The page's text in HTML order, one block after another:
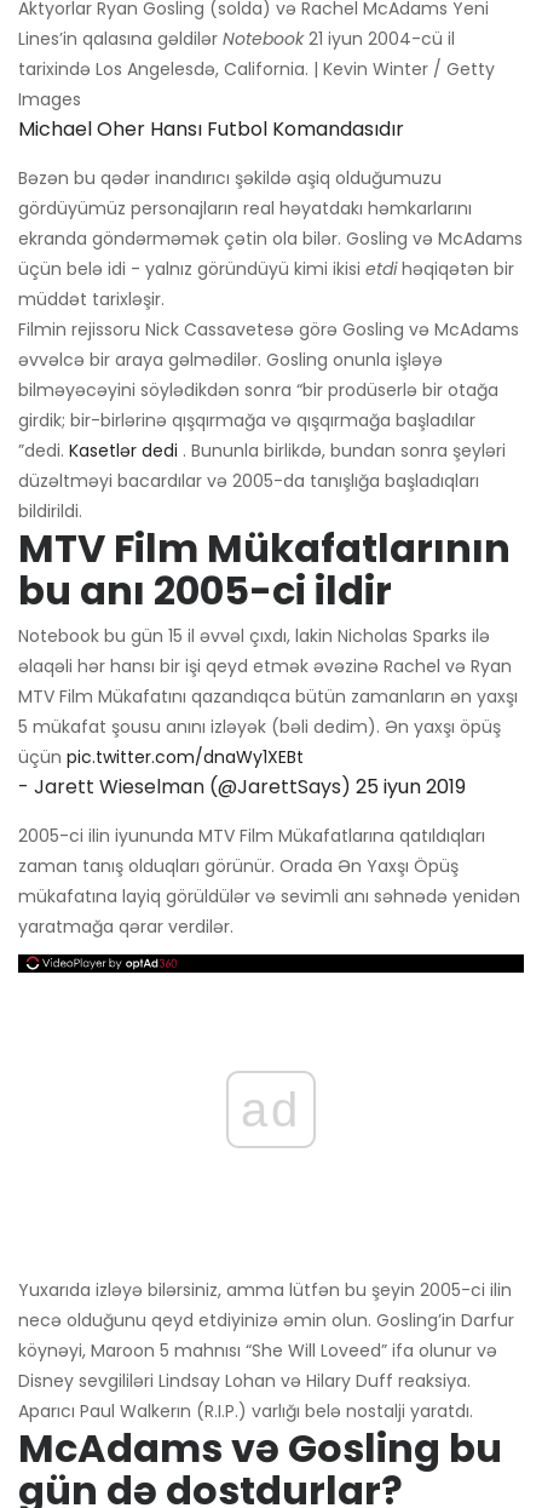
Aktyorlar Ryan Gosling (solda) və Rachel McAdams Yeni
Lines’in qalasına gəldilər Notebook21 iyun 2004-cü il
tarixində Los Angelesdə, California. | Kevin Winter / Getty
Images
Michael Oher Hansı Futbol Komandasıdır
Bəzən bu qədər inandırıcı şəkildə aşiq olduğumuzu
gördüyümüz personajların real həyatdakı həmkarlarını
ekranda göndərməmək çətin ola bilər. Gosling və McAdams
üçün belə idi - yalnız göründüyü kimi ikisi etdihəqiqətən bir
müddət tarixləşir.
Filmin rejissoru Nick Cassavetesə görə Gosling və McAdams
əvvəlcə bir araya gəlmədilər. Gosling onunla işləyə
bilməyəcəyini söylədikdən sonra “bir prodüserlə bir otağa
girdik; bir-birlərinə qışqırmağa və qışqırmağa başladılar
”dedi. Kasetlər dedi . Bununla birlikdə, bundan sonra şeyləri
düzəltməyi bacardılar və 2005-da tanışlığa başladıqları
bildirildi.
MTV Film Mükafatlarının
bu anı 2005-ci ildir
Notebook bu gün 15 il əvvəl çıxdı, lakin Nicholas Sparks ilə
əlaqəli hər hansı bir işi qeyd etmək əvəzinə Rachel və Ryan
MTV Film Mükafatını qazandıqca bütün zamanların ən yaxşı
5 mükafat şousu anını izləyək (bəli dedim). Ən yaxşı öpüş
üçün pic.twitter.com/dnaWy1XEBt
- Jarett Wieselman (@JarettSays) 25 iyun 2019
2005-ci ilin iyununda MTV Film Mükafatlarına qatıldıqları
zaman tanış olduqları görünür. Orada Ən Yaxşı Öpüş
mükafatına layiq görüldülər və sevimli anı səhnədə yenidən
yaratmağa qərar verdilər.
ad
Yuxarıda izləyə bilərsiniz, amma lütfən bu şeyin 2005-ci ilin
necə olduğunu qeyd etdiyinizə əmin olun. Gosling’in Darfur
köynəyi, Maroon 5 mahnısı “She Will Loveed” ifa olunur və
Disney sevgililəri Lindsay Lohan və Hilary Duff reaksiya.
Aparıcı Paul Walkerın (R.I.P.) varlığı belə nostalji yaratdı.
McAdams və Gosling bu
gün də dostdurlar?